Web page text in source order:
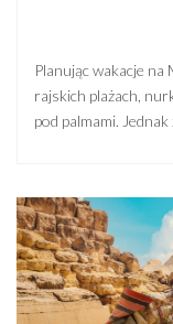
Planując wakacje na
rajskich plażach,
pod palmami.
wymagają od
(chyba że